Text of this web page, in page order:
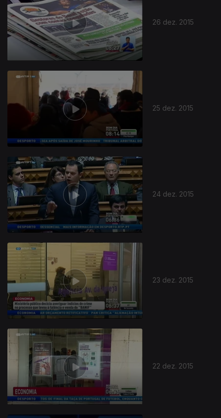
26 dez. 2015
25 dez. 2015
24 dez. 2015
218714
23 dez. 2015
22 dez. 2015